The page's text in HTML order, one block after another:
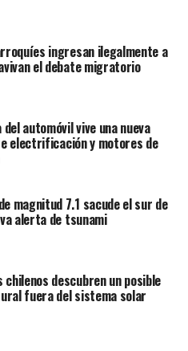
dejaron su puesto, será
si podemos aprender
expresa un párrafo de la
ingresan ilegalmente a
el debate migratorio
automóvil vive una nueva
electrificación y motores de
magnitud 7.1 sacude el sur de
alerta de tsunami
descubren un posible
fuera del sistema solar